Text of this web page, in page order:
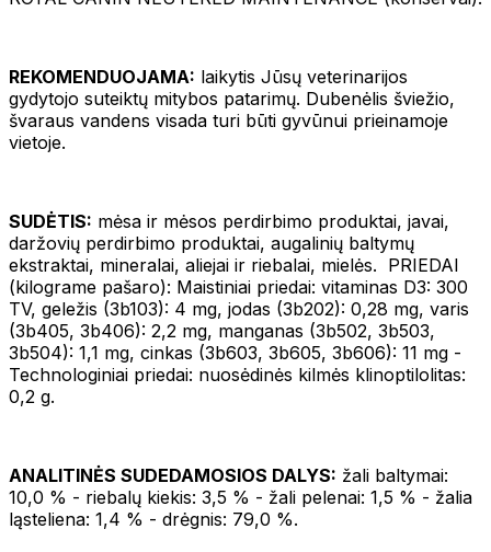
REKOMENDUOJAMA: laikytis Jūsų veterinarijos
gydytojo suteiktų mitybos patarimų. Dubenėlis šviežio,
švaraus vandens visada turi būti gyvūnui prieinamoje
vietoje.
SUDĖTIS: mėsa ir mėsos perdirbimo produktai, javai,
daržovių perdirbimo produktai, augalinių baltymų
ekstraktai, mineralai, aliejai ir riebalai, mielės. PRIEDAI
(kilograme pašaro): Maistiniai priedai: vitaminas D3: 300
TV, geležis (3b103): 4 mg, jodas (3b202): 0,28 mg, varis
(3b405, 3b406): 2,2 mg, manganas (3b502, 3b503,
3b504): 1,1 mg, cinkas (3b603, 3b605, 3b606): 11 mg -
Technologiniai priedai: nuosėdinės kilmės klinoptilolitas:
0,2 g.
ANALITINĖS SUDEDAMOSIOS DALYS: žali baltymai:
10,0 % - riebalų kiekis: 3,5 % - žali pelenai: 1,5 % - žalia
ląsteliena: 1,4 % - drėgnis: 79,0 %.